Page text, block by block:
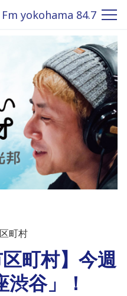
yokohama 84.7
町村
区町村】今週
渋谷」！